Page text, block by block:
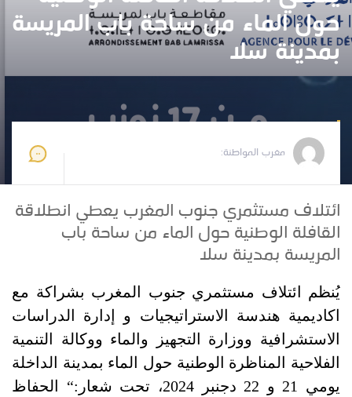
حول الماء من ساحة باب المريسة
بمدينة سلا
مغرب المواطنة:
ائتلاف مستثمري جنوب المغرب يعطي انطلاقة
القافلة الوطنية حول الماء من ساحة باب
المريسة بمدينة سلا
يُنظم ائتلاف مستثمري جنوب المغرب بشراكة مع
اكاديمية هندسة الاستراتيجيات و إدارة الدراسات
الاستشرافية ووزارة التجهيز والماء ووكالة التنمية
الفلاحية المناظرة الوطنية حول الماء بمدينة الداخلة
يومي 21 و 22 دجنبر 2024، تحت شعار
:“
الحفاظ